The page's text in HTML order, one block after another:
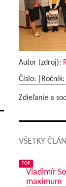
Autor (zdroj):
Číslo:
Zdieľanie a
VŠETKY
TOP
Vladimír
maximum